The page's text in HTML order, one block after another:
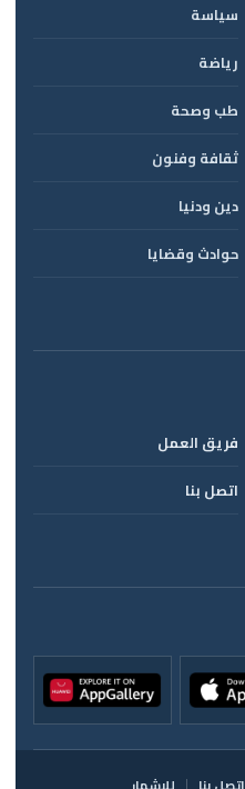
سياسة
رياضة
طب وصحة
ثقافة وفنون
دين ودنيا
حوادث وقضايا
فريق العمل
اتصل بنا